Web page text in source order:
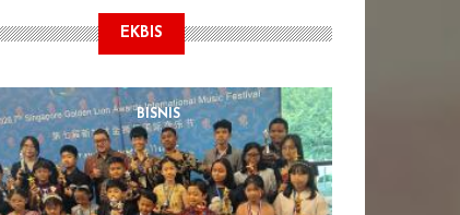
EKBIS
BISNIS